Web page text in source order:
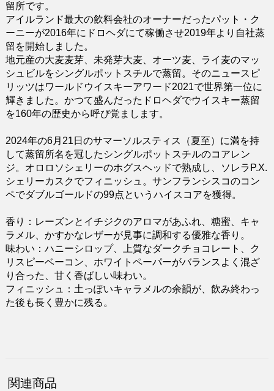
留所です。
アイルランド最大の飲料会社のオーナーだったパット・ク
ーニーが2016年にドロヘダにて稼働させ2019年より自社蒸
留を開始しました。
地元産の大麦麦芽、未発芽大麦、オーツ麦、ライ麦のマッ
シュビルをシングルポットスチルで蒸留。そのニュースピ
リッツはワールドウイスキーアワード2021で世界第一位に
輝きました。かつて盛んだったドロヘダでウイスキー蒸留
を160年の歴史から呼び覚まします。
2024年の6月21日のサマーソルスティス（夏至）に満を持
して蒸留所名を冠したシングルポットスチルのコアレン
ジ。オロロソシェリーのホグスヘッドで熟成し、ソレラP.X.
シェリーカスクでフィニッシュ。サンフランシスコのコン
ペでダブルゴールドの99点というハイスコアを獲得。
香り：レーズンとイチジクのアロマがあふれ、糖蜜、キャ
ラメル、かすかなレザーが見事に調和する優雅な香り。
味わい：ハニーシロップ、上質なダークチョコレート、ク
リスピーベーコン、ホワイトペーパーがバランスよく混ざ
り合った、甘く香ばしい味わい。
フィニッシュ：土っぽいキャラメルの余韻が、飲み終わっ
た後も長く豊かに残る。
関連商品